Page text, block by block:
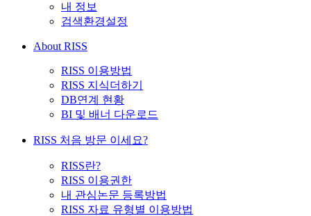
내 정보
검색환경설정
About RISS
RISS 이용방법
RISS 지식더하기
DB연계 현황
BI 및 배너 다운로드
RISS 처음 방문 이세요?
RISS란?
RISS 이용권한
내 관심논문 등록방법
RISS 자료 유형별 이용방법